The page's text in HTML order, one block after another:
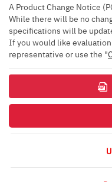
A Product Change Notice
While there will be no
specifications will be
If you would like
representative or use the "